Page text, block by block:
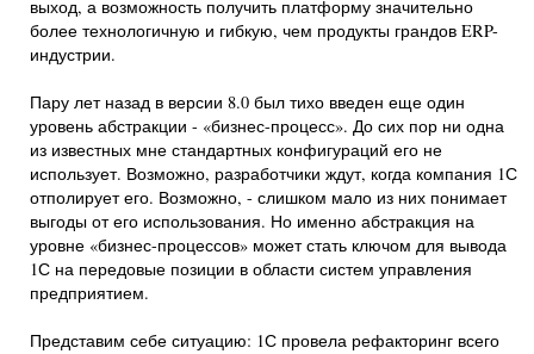
выход, а возможность получить платформу значительно
более технологичную и гибкую, чем продукты грандов ERP-
индустрии.
Пару лет назад в версии 8.0 был тихо введен еще один
уровень абстракции - «бизнес-процесс». До сих пор ни одна
из известных мне стандартных конфигураций его не
использует. Возможно, разработчики ждут, когда компания 1С
отполирует его. Возможно, - слишком мало из них понимает
выгоды от его использования. Но именно абстракция на
уровне «бизнес-процессов» может стать ключом для вывода
1С на передовые позиции в области систем управления
предприятием.
Представим себе ситуацию: 1С провела рефакторинг всего